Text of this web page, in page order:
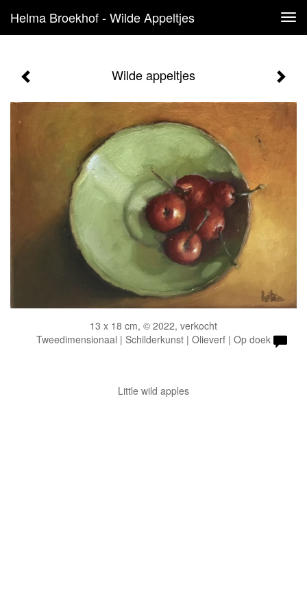
Helma Broekhof - Wilde Appeltjes
Wilde appeltjes
13 x 18 cm, © 2022, verkocht
Tweedimensionaal | Schilderkunst | Olieverf | Op doek
Little wild apples